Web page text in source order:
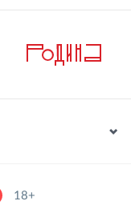
18+